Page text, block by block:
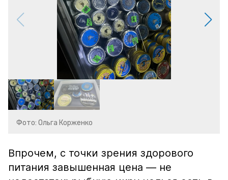
Фото: Ольга Корженко
Впрочем, с точки зрения здорового
питания завышенная цена — не